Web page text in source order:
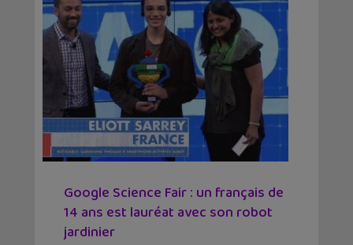
Google Science Fair : un français de
14 ans est lauréat avec son robot
jardinier